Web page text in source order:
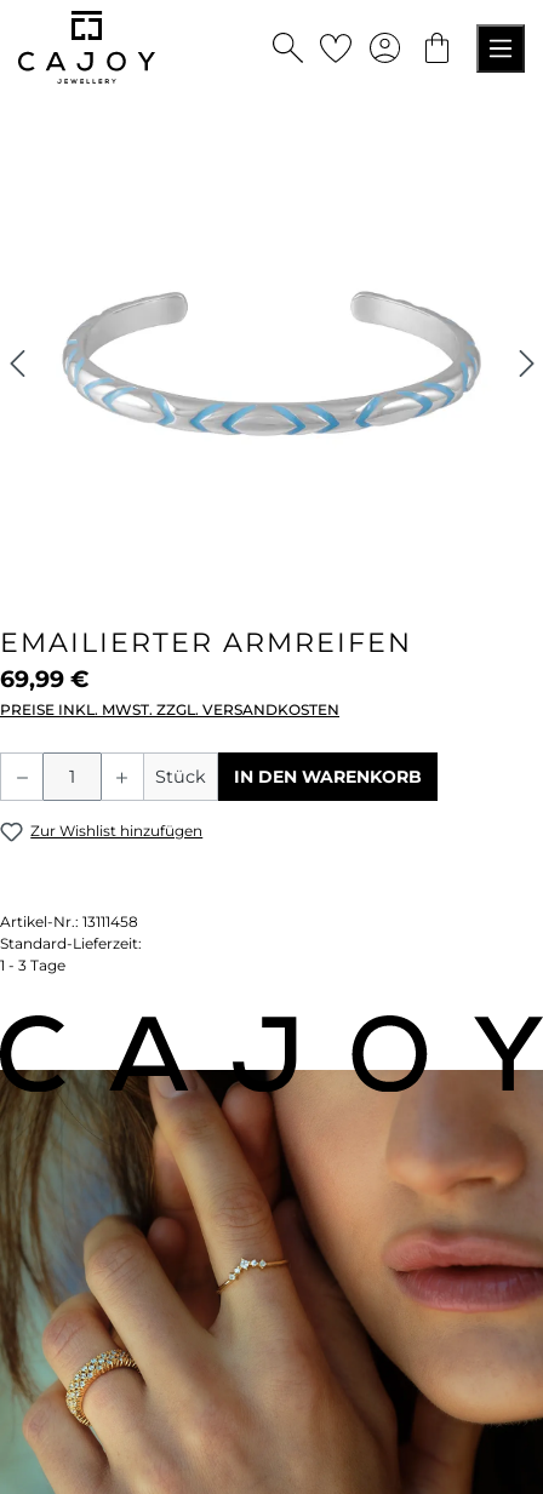
springen
EMAILIERTER ARMREIFEN
69,99 €
PREISE INKL. MWST. ZZGL. VERSANDKOSTEN
Produkt Anzahl: Gib den gewünschten
Stück IN DEN WARENKORB
Zur Wishlist hinzufügen
Artikel-Nr.: 13111458
Standard-Lieferzeit:
1 - 3 Tage